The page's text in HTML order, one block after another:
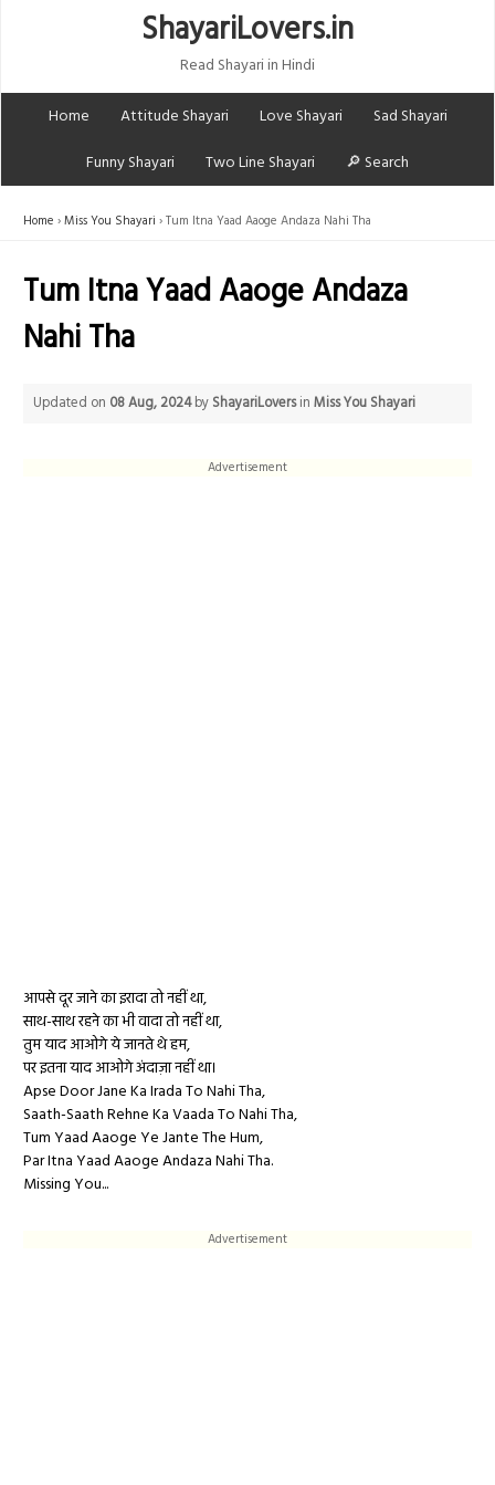
ShayariLovers.in
Read Shayari in Hindi
Home
Attitude Shayari Love Shayari
Sad Shayari
Funny Shayari
Two Line Shayari 🔎 Search
Home Miss You Shayari Tum Itna Yaad Aaoge Andaza Nahi Tha
Tum Itna Yaad Aaoge Andaza
Nahi Tha
Updated on 08 Aug, 2024by ShayariLoversinMiss You Shayari
Advertisement
आपसे दूर जाने का इरादा तो नहीं था,
साथ-साथ रहने का भी वादा तो नहीं था,
तुम याद आओगे ये जानते थे हम,
पर इतना याद आओगे अंदाज़ा नहीं था।
Apse Door Jane Ka Irada To Nahi Tha,
Saath-Saath Rehne Ka Vaada To Nahi Tha,
Tum Yaad Aaoge Ye Jante The Hum,
Par Itna Yaad Aaoge Andaza Nahi Tha.
Missing You...
Advertisement